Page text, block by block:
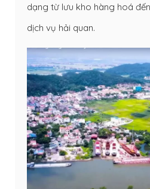
dạng từ lưu kho hàng hoá
dịch vụ hải quan.